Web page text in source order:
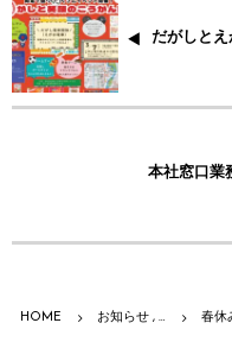
だがしと
本社窓口業
HOME お知らせ , … 春休